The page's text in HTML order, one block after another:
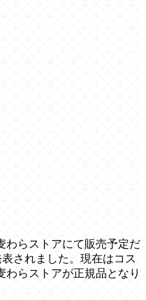
わらストアにて販売予定だ
されました。現在はコス
わらストアが正規品となり